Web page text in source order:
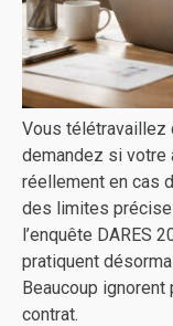
Vous télétravaillez
demandez si votre
réellement en cas
des limites
l’enquête DARES
pratiquent
Beaucoup
contrat.